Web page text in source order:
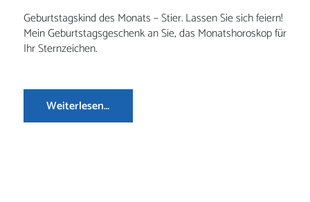
Geburtstagskind des Monats – Stier. Lassen Sie sich feiern!
Mein Geburtstagsgeschenk an Sie, das Monatshoroskop für
Ihr Sternzeichen.
Weiterlesen…